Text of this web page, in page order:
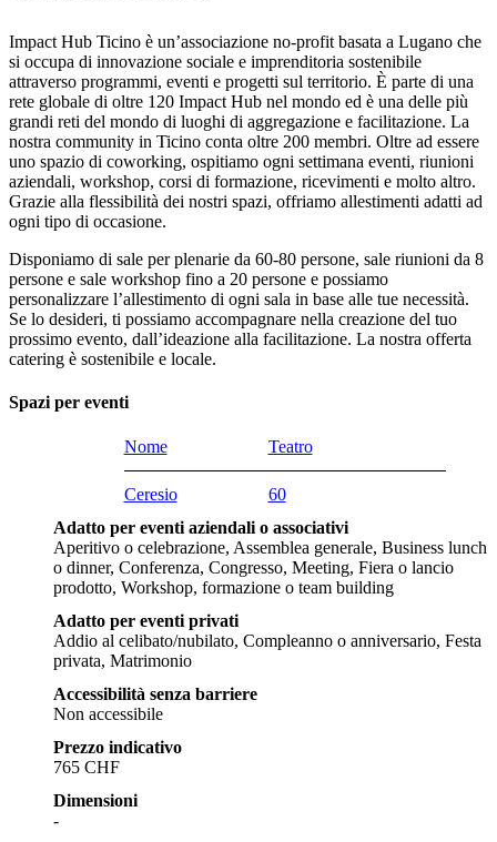
Impact Hub Ticino è un’associazione no-profit basata a Lugano che
si occupa di innovazione sociale e imprenditoria sostenibile
attraverso programmi, eventi e progetti sul territorio. È parte di una
rete globale di oltre 120 Impact Hub nel mondo ed è una delle più
grandi reti del mondo di luoghi di aggregazione e facilitazione. La
nostra community in Ticino conta oltre 200 membri. Oltre ad essere
uno spazio di coworking, ospitiamo ogni settimana eventi, riunioni
aziendali, workshop, corsi di formazione, ricevimenti e molto altro.
Grazie alla flessibilità dei nostri spazi, offriamo allestimenti adatti ad
ogni tipo di occasione.
Disponiamo di sale per plenarie da 60-80 persone, sale riunioni da 8
persone e sale workshop fino a 20 persone e possiamo
personalizzare l’allestimento di ogni sala in base alle tue necessità.
Se lo desideri, ti possiamo accompagnare nella creazione del tuo
prossimo evento, dall’ideazione alla facilitazione. La nostra offerta
catering è sostenibile e locale.
Spazi per eventi
Nome Teatro
Ceresio
60
Adatto per eventi aziendali o associativi
Aperitivo o celebrazione, Assemblea generale, Business lunch
o dinner, Conferenza, Congresso, Meeting, Fiera o lancio
prodotto, Workshop, formazione o team building
Adatto per eventi privati
Addio al celibato/nubilato, Compleanno o anniversario, Festa
privata, Matrimonio
Accessibilità senza barriere
Non accessibile
Prezzo indicativo
765 CHF
Dimensioni
-